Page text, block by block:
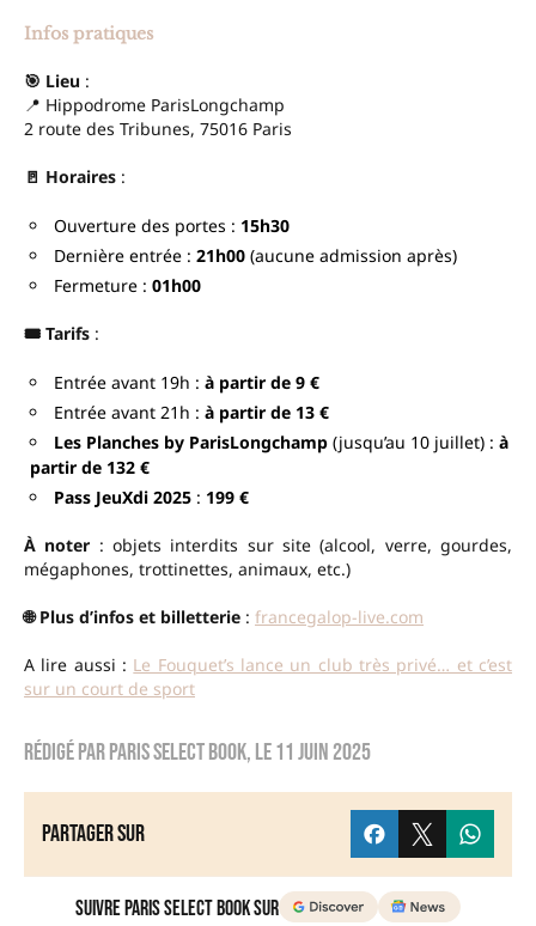
Infos pratiques
🎯 Lieu :
📍 Hippodrome ParisLongchamp
2 route des Tribunes, 75016 Paris
🚪 Horaires :
Ouverture des portes : 15h30
Dernière entrée : 21h00 (aucune admission après)
Fermeture : 01h00
🎟️ Tarifs :
Entrée avant 19h : à partir de 9 €
Entrée avant 21h : à partir de 13 €
Les Planches by ParisLongchamp (jusqu’au 10 juillet) : à
partir de 132 €
Pass JeuXdi 2025 : 199 €
À noter : objets interdits sur site (alcool, verre, gourdes,
mégaphones, trottinettes, animaux, etc.)
🌐 Plus d’infos et billetterie : francegalop-live.com
A lire aussi : Le Fouquet’s lance un club très privé… et c’est
sur un court de sport
Rédigé parParis Select Book, le11 juin 2025
Partager sur
Suivre Paris Select Book sur